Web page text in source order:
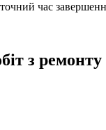
час
з ремонту